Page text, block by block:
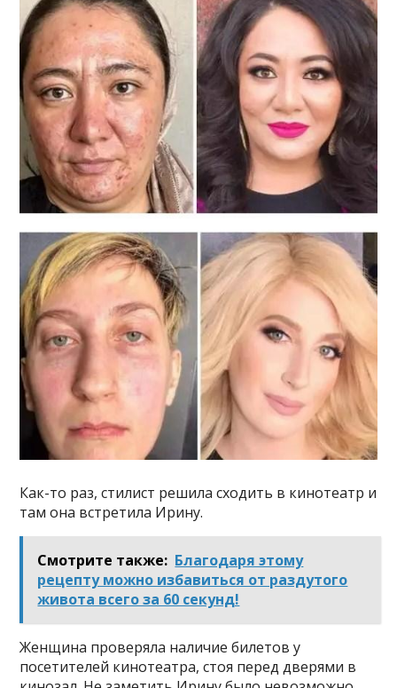
Как-то раз, стилист решила сходить в кинотеатр и
там она встретила Ирину.
Смотрите также: Благодаря этому
рецепту можно избавиться от раздутого
живота всего за 60 секунд!
Женщина проверяла наличие билетов у
посетителей кинотеатра, стоя перед дверями в